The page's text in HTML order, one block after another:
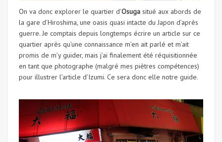
On va donc explorer le quartier d’Osuga situé aux abords de
la gare d’Hiroshima, une oasis quasi intacte du Japon d’après
guerre. Je comptais depuis longtemps écrire un article sur ce
quartier après qu’une connaissance m’en ait parlé et m’ait
promis de m’y guider, mais j’ai finalement été réquisitionnée
en tant que photographe (malgré mes piètres compétences)
pour illustrer l’article d’Izumi. Ce sera donc elle notre guide.